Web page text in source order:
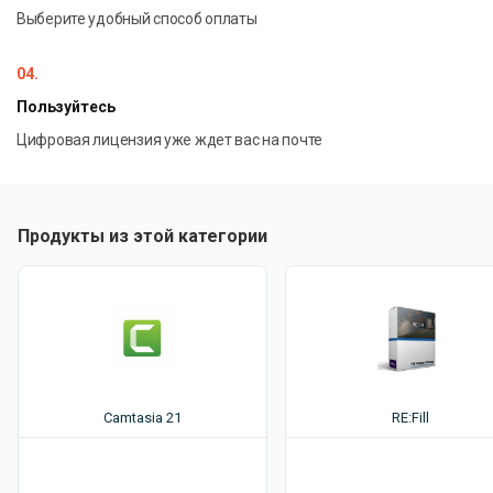
и MPEG-1/MPEG-2 файлов.
Выберите удобный способ оплаты
04.
Пользуйтесь
Цифровая лицензия уже ждет вас на почте
Продукты из этой категории
Camtasia 21 RE:Fill